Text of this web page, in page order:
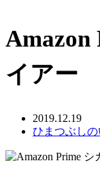
Amazon
イアー
2019.12.19
ひまつぶしの